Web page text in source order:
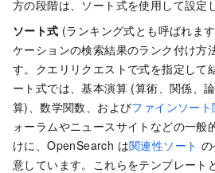
方の段階は、ソート式を使用して設定
ソート式 (ランキング式とも呼ばれま
ケーションの検索結果のランク付け方
す。クエリリクエストで式を指定して
ート式では、基本演算 (算術、関係、
算)、数学関数、およびファインソート
ォーラムやニュースサイトなどの一般
けに、OpenSearch は関連性ソート
意しています。これらをテンプレート